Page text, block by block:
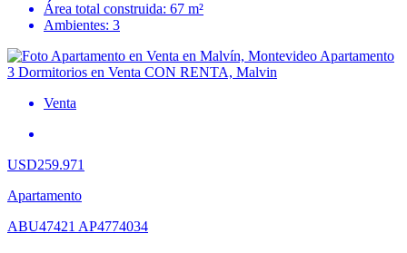
Área total construida: 67 m²
Ambientes: 3
Venta
USD259.971
Apartamento
ABU47421 AP4774034